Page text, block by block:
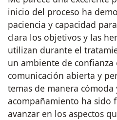
inicio del proceso ha
paciencia y capacidad
clara los objetivos y las
utilizan durante el
un ambiente de
comunicación abierta y
temas de manera cómoda
acompañamiento ha sido
avanzar en los aspectos